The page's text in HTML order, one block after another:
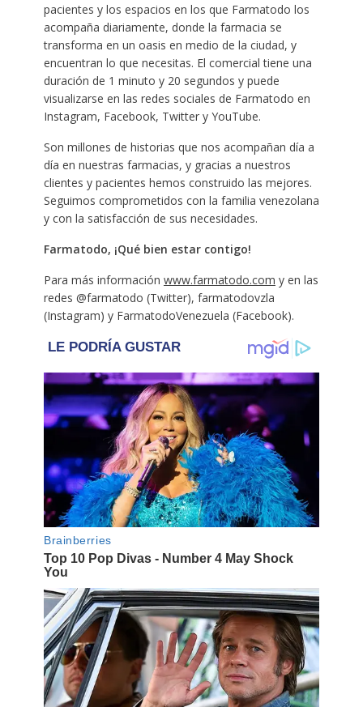
pacientes y los espacios en los que Farmatodo los
acompaña diariamente, donde la farmacia se
transforma en un oasis en medio de la ciudad, y
encuentran lo que necesitas. El comercial tiene una
duración de 1 minuto y 20 segundos y puede
visualizarse en las redes sociales de Farmatodo en
Instagram, Facebook, Twitter y YouTube.
Son millones de historias que nos acompañan día a
día en nuestras farmacias, y gracias a nuestros
clientes y pacientes hemos construido las mejores.
Seguimos comprometidos con la familia venezolana
y con la satisfacción de sus necesidades.
Farmatodo, ¡Qué bien estar contigo!
Para más información www.farmatodo.com y en las
redes @farmatodo (Twitter), farmatodovzla
(Instagram) y FarmatodoVenezuela (Facebook).